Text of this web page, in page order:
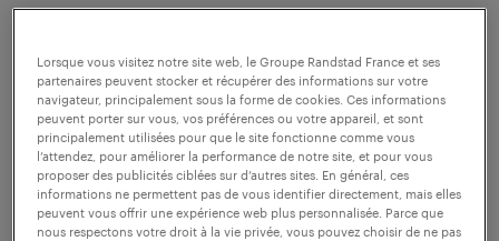
conditionnement (f/h)
saint-étienne-du-rouvray, seine-maritime
intérim
12,31 € par heure
Lorsque vous visitez notre site web, le Groupe Randstad France et ses
partenaires peuvent stocker et récupérer des informations sur votre
navigateur, principalement sous la forme de cookies. Ces informations
peuvent porter sur vous, vos préférences ou votre appareil, et sont
principalement utilisées pour que le site fonctionne comme vous
l’attendez, pour améliorer la performance de notre site, et pour vous
proposer des publicités ciblées sur d’autres sites. En général, ces
informations ne permettent pas de vous identifier directement, mais elles
peuvent vous offrir une expérience web plus personnalisée. Parce que
nous respectons votre droit à la vie privée, vous pouvez choisir de ne pas